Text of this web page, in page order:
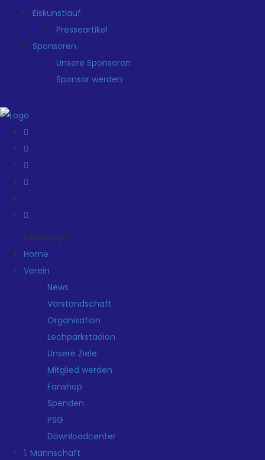
Eiskunstlauf
Presseartikel
Sponsoren
Unsere Sponsoren
Sponsor werden
HomeLogo
Home
Verein
News
Vorstandschaft
Organisation
Lechparkstadion
Unsere Ziele
Mitglied werden
Fanshop
Spenden
PSG
Downloadcenter
1. Mannschaft